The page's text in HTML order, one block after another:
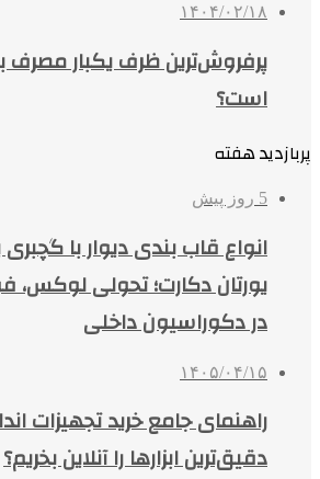
۱۴۰۴/۰۲/۱۸
پرفروش‌ترین ظرف یکبار
است؟
پربازدید هفته
5 روز پیش
انواع قاب بندی دیوار با
یورتان دکارت؛ تحولی لوکس،
در دکوراسیون داخلی
۱۴۰۵/۰۴/۱۵
راهنمای جامع خرید تجهیزات
دقیق‌ترین ابزارها را آنلاین بخریم؟